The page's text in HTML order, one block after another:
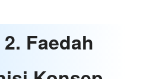
Faedah